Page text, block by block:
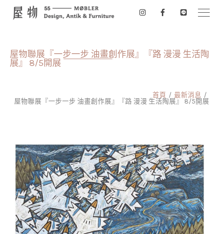
屋物聯展『一步一步 油畫創作展』『路 漫漫 生活陶
展』 8/5開展
首頁
最新消息
屋物聯展『一步一步 油畫創作展』『路 漫漫 生活陶展』 8/5開展